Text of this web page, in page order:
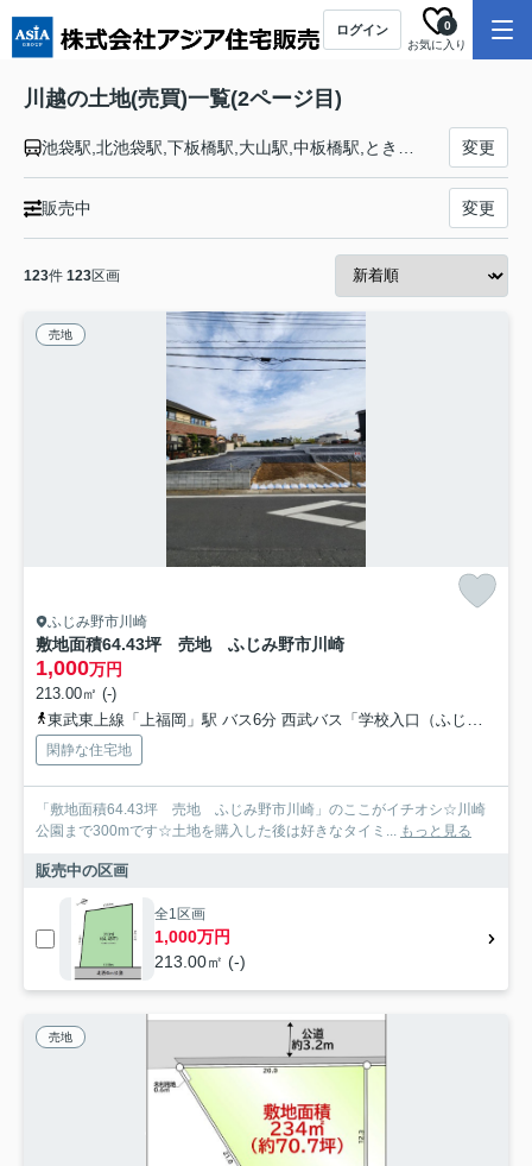
ログイン
お気に入り
0
川越の土地(売買)一覧(2ページ目)
変更
販売中 変更
123件 123区画
売地
ふじみ野市川崎
敷地面積64.43坪 売地 ふじみ野市川崎
1,000万円
213.00㎡ (-)
東武東上線「上福岡」駅 バス6分 西武バス「学校入口（ふじみ野市）」 停歩5分
閑静な住宅地
「敷地面積64.43坪 売地 ふじみ野市川崎」のここがイチオシ☆川崎
公園まで300mです☆土地を購入した後は好きなタイミ... もっと見る
販売中の区画
全1区画
1,000万円
213.00㎡ (-)
売地